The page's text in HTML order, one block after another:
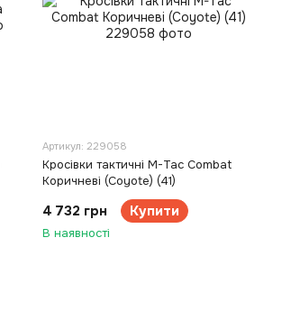
Артикул: 229058
Кросівки тактичні M-Tac Combat
Коричневі (Coyote) (41)
4 732 грн Купити
В наявності